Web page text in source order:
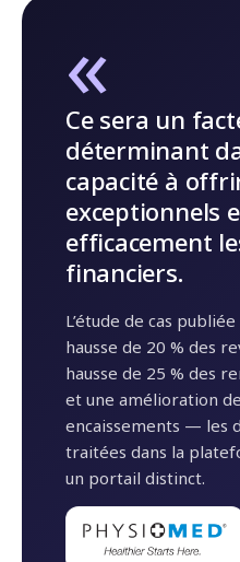
«
Ce sera un
déterminant
capacité à
exceptionnels
efficacement
financiers.
L’étude de cas
hausse de 20 % des
hausse de 25 % des
et une amélioration
encaissements — les
traitées dans la
un portail distinct.